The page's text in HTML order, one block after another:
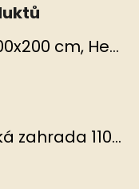
Kašmírový pléd Květiny 100x200 cm, Hedvábný svět
Hedvábný šátek Japonská zahrada 110x110 cm v dárkovém balení, HEDVÁBNÝ SVĚT